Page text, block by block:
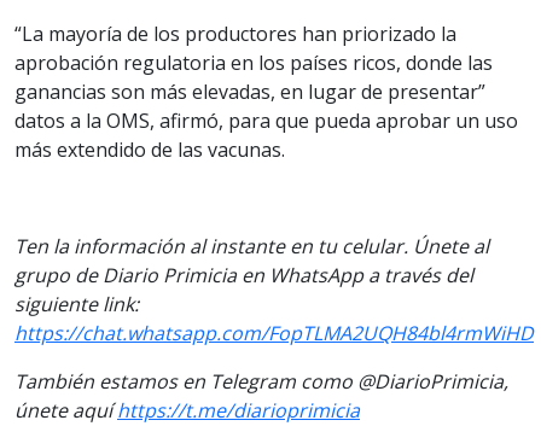
“La mayoría de los productores han priorizado la
aprobación regulatoria en los países ricos, donde las
ganancias son más elevadas, en lugar de presentar”
datos a la OMS, afirmó, para que pueda aprobar un uso
más extendido de las vacunas.
Ten la información al instante en tu celular. Únete al
grupo de Diario Primicia en WhatsApp a través del
siguiente link:
https://chat.whatsapp.com/FopTLMA2UQH84bl4rmWiHD
También estamos en Telegram como @DiarioPrimicia,
únete aquíhttps://t.me/diarioprimicia